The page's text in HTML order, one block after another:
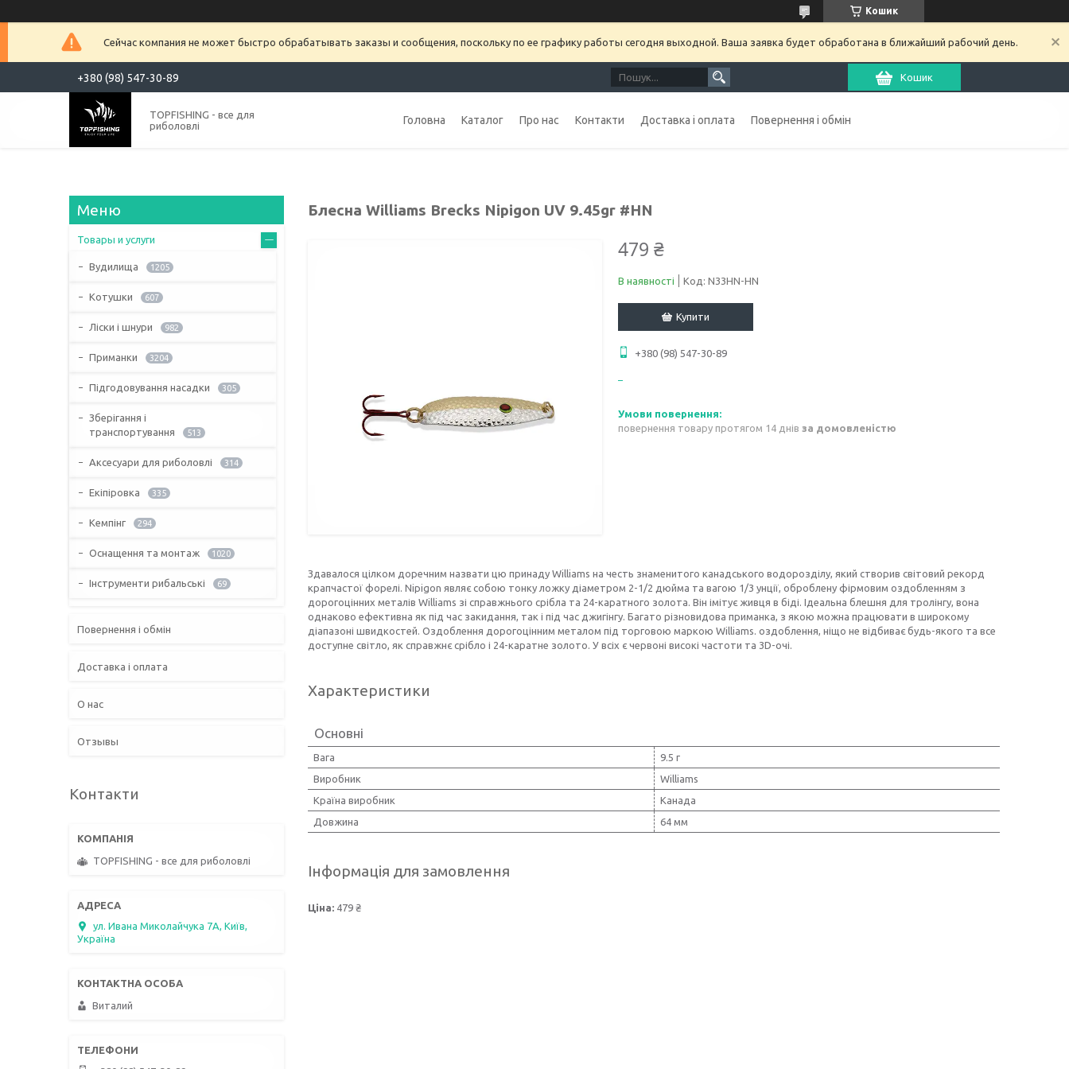
Кошик
Сейчас компания не может быстро обрабатывать заказы и сообщения, поскольку по ее графику работы сегодня выходной. Ваша заявка будет обработана в ближайший рабочий день.
+380 (98) 547-30-89 Кошик
TOPFISHING - все для
риболовлі
Головна Каталог Про нас Контакти Доставка і оплата Повернення і обмін
Блесна Williams Brecks Nipigon UV 9.45gr #HN
479 ₴
В наявності Код: N33HN-HN
Купити
+380 (98) 547-30-89
повернення товару протягом 14 днів за домовленістю
Здавалося цілком доречним назвати цю принаду Williams на честь знаменитого канадського водорозділу, який створив світовий рекорд
крапчастої форелі. Nipigon являє собою тонку ложку діаметром 2-1/2 дюйма та вагою 1/3 унції, оброблену фірмовим оздобленням з
дорогоцінних металів Williams зі справжнього срібла та 24-каратного золота. Він імітує живця в біді. Ідеальна блешня для тролінгу, вона
однаково ефективна як під час закидання, так і під час джигінгу. Багато різновидова приманка, з якою можна працювати в широкому
діапазоні швидкостей. Оздоблення дорогоцінним металом під торговою маркою Williams. оздоблення, ніщо не відбиває будь-якого та все
доступне світло, як справжнє срібло і 24-каратне золото. У всіх є червоні високі частоти та 3D-очі.
Характеристики
Основні
Вага
9.5 г
Виробник
Williams
Країна виробник
Канада
Довжина
64 мм
Інформація для замовлення
Ціна: 479 ₴
Товары и услуги
Вудилища 1205
Котушки 607
Ліски і шнури 982
Приманки 3204
Підгодовування насадки 305
Зберігання і
транспортування
513
Аксесуари для риболовлі 314
Екіпіровка 335
Кемпінг 294
Оснащення та монтаж 1020
Інструменти рибальські 69
Повернення і обмін
Доставка і оплата
О нас
Отзывы
Контакти
TOPFISHING - все для риболовлі
ул. Ивана Миколайчука 7А, Київ,
Україна
Виталий